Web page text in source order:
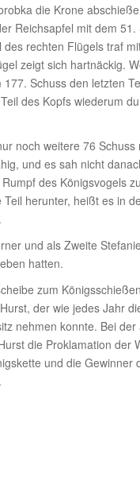
die Krone
Reichsapfel mit dem
rechten Flügels traf
zeigt sich hartnäckig.
Schuss den letzten
des Kopfs wiederum
noch weitere 76
und es sah nicht
des Königsvogels
herunter, heißt es in
und als Zweite
hatten.
zum
der wie jedes Jahr
nehmen konnte. Bei
die Proklamation der
und die Gewinner